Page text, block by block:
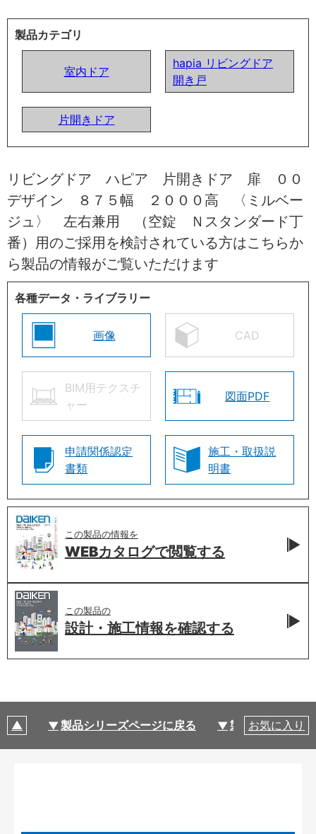
製品カテゴリ
室内ドア
hapia リビングドア
開き戸
片開きドア
リビングドア ハピア 片開きドア 扉 ００
デザイン ８７５幅 ２０００高 〈ミルベー
ジュ〉 左右兼用 （空錠 Ｎスタンダード丁
番）用のご採用を検討されている方はこちらか
ら製品の情報がご覧いただけます
各種データ・ライブラリー
画像 CAD
BIM用テクスチ
ャー
図面PDF
申請関係認定
書類
施工・取扱説
明書
この製品の情報を
WEBカタログで閲覧する
この製品の
設計・施工情報を確認する
製品シリーズページに戻る 製品仕様
お気に入り